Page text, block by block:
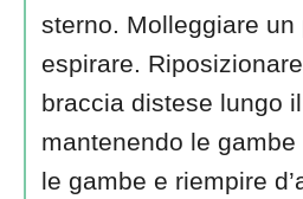
sterno. Molleggiare un
espirare.
braccia distese lungo
mantenendo le
le gambe e riempire